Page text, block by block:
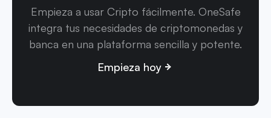
Empieza a usar Cripto fácilmente. OneSafe
integra tus necesidades de criptomonedas y
banca en una plataforma sencilla y potente.
Empieza hoy